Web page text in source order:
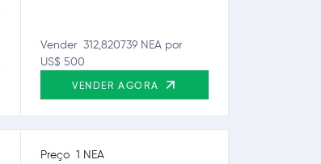
Vender 312,820739 NEA por
US$ 500
VENDER AGORA
Preço 1 NEA